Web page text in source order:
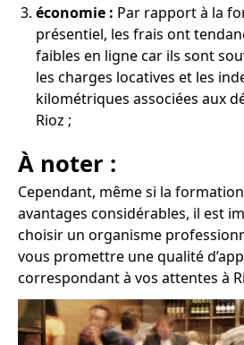
économie : Par rapport à la
présentiel, les frais ont
faibles en ligne car ils sont
les charges locatives et les
kilométriques associées aux
Rioz ;
À noter :
Cependant, même si la
avantages considérables, il est
choisir un organisme
vous promettre une qualité
correspondant à vos attentes à